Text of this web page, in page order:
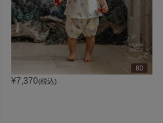
¥7,370(税込)